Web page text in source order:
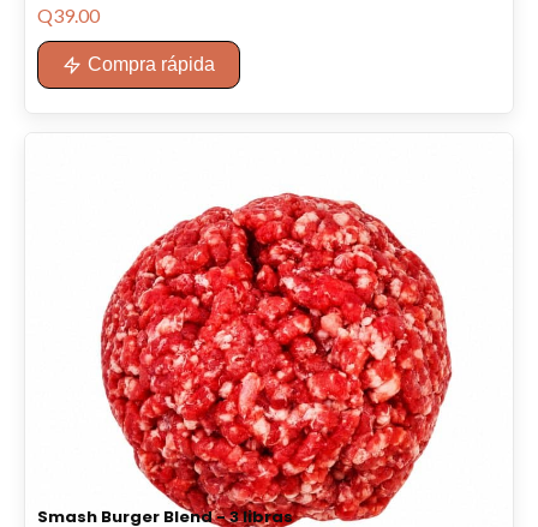
Q39.00
Compra rápida
Smash Burger Blend - 3 libras